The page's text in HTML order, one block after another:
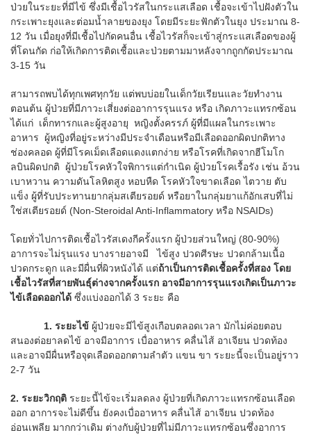
ป่วยในระยะที่มีไข้ ซึ่งมีเชื้อไวรัสในกระแสเลือด เชื้อจะเข้าไปฝังตัวใน
กระเพาะยุงและต่อมน้ำลายของยุง โดยมีระยะฟักตัวในยุง ประมาณ 8-
12 วัน เมื่อยุงที่มีเชื้อไปกัดคนอื่น เชื้อไวรัสก็จะเข้าสู่กระแสเลือดของผู้
ที่โดนกัด ก่อให้เกิดการติดเชื้อและป่วยตามมาหลังจากถูกกัดประมาณ
3-15 วัน
สามารถพบได้ทุกเพศทุกวัย แต่พบบ่อยในเด็กวัยเรียนและวัยทำงาน
ตอนต้น ผู้ป่วยที่มีภาวะเสี่ยงต่ออาการรุนแรง หรือ เกิดภาวะแทรกซ้อน
ได้แก่ เด็กทารกและผู้สูงอายุ หญิงตั้งครรภ์ ผู้ที่มีแผลในกระเพาะ
อาหาร ผู้หญิงที่อยู่ระหว่างมีประจำเดือนหรือมีเลือดออกผิดปกติทาง
ช่องคลอด ผู้ที่มีโรคเม็ดเลือดแดงแตกง่าย หรือโรคที่เกิดจากฮีโมโก
ลบินผิดปกติ ผู้ป่วยโรคหัวใจพิการแต่กำเนิด ผู้ป่วยโรคเรื้อรัง เช่น อ้วน
เบาหวาน ความดันโลหิตสูง หอบหืด โรคหัวใจขาดเลือด ไตวาย ตับ
แข็ง ผู้ที่รับประทานยากลุ่มสเตียรอยด์ หรือยาในกลุ่มยาแก้อักเสบที่ไม่
ใช่สเตียรอยด์ (Non-Steroidal Anti-Inflammatory หรือ NSAIDs)
โดยทั่วไปการติดเชื้อไวรัสเดงกีครั้งแรก ผู้ป่วยส่วนใหญ่ (80-90%)
อาการจะไม่รุนแรง บางรายอาจมี ไข้สูง ปวดศีรษะ ปวดกล้ามเนื้อ
ปวดกระดูก และมีผื่นที่ผิวหนังได้ แต่ถ้าเป็นการติดเชื้อครั้งที่สอง โดย
เชื้อไวรัสที่สายพันธุ์ต่างจากครั้งแรก อาจมีอาการรุนแรงเกิดเป็นภาวะ
ไข้เลือดออกได้ ซึ่งแบ่งออกได้ 3 ระยะ คือ
1. ระยะไข้ ผู้ป่วยจะมีไข้สูงเกือบตลอดเวลา มักไม่ค่อยตอบ
สนองต่อยาลดไข้ อาจมีอาการ เบื่ออาหาร คลื่นไส้ อาเจียน ปวดท้อง
และอาจมีผื่นหรือจุดเลือดออกตามลำตัว แขน ขา ระยะนี้จะเป็นอยู่ราว
2-7 วัน
2. ระยะวิกฤติ ระยะนี้ไข้จะเริ่มลดลง ผู้ป่วยที่เกิดภาวะแทรกซ้อนเลือด
ออก อาการจะไม่ดีขึ้น ยังคงเบื่ออาหาร คลื่นไส้ อาเจียน ปวดท้อง
อ่อนเพลีย มากกว่าเดิม ต่างกับผู้ป่วยที่ไม่มีภาวะแทรกซ้อนซึ่งอาการ